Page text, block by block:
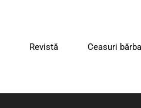
Revistă Ceasuri